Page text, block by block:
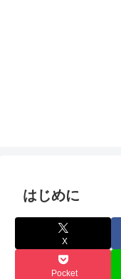
はじめに
X
Pocket